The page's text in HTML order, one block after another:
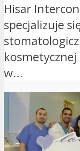
Hisar
specjalizuje
kosmetycznej
w...